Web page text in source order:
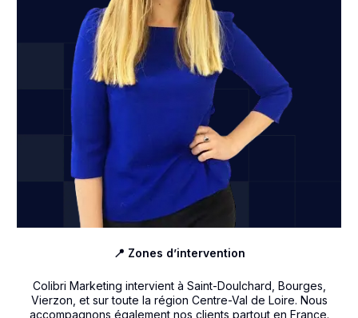
📍 Zones d’intervention
Colibri Marketing intervient à Saint-Doulchard, Bourges,
Vierzon, et sur toute la région Centre-Val de Loire. Nous
accompagnons également nos clients partout en France.